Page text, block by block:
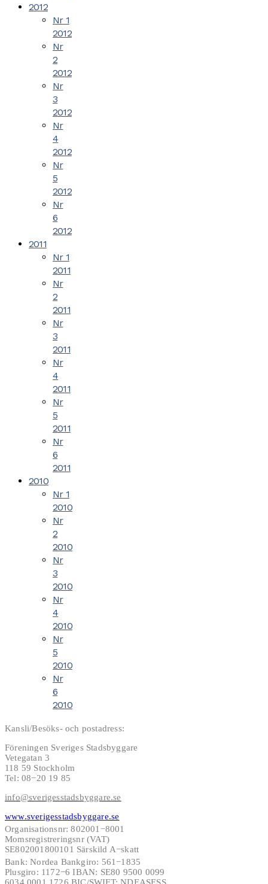
2012
Nr 1
2012
Nr
2
2012
Nr
3
2012
Nr
4
2012
Nr
5
2012
Nr
6
2012
2011
Nr 1
2011
Nr
2
2011
Nr
3
2011
Nr
4
2011
Nr
5
2011
Nr
6
2011
2010
Nr 1
2010
Nr
2
2010
Nr
3
2010
Nr
4
2010
Nr
5
2010
Nr
6
2010
Kansli/Besöks- och postadress:
Föreningen Sveriges Stadsbyggare
Vetegatan 3
118 59 Stockholm
Tel: 08−20 19 85
info@sverigesstadsbyggare.se
www.sverigesstadsbyggare.se
Organisationsnr: 802001−8001
Momsregistreringsnr (VAT)
SE802001800101 Särskild A−skatt
Bank: Nordea Bankgiro: 561−1835
Plusgiro: 1172−6 IBAN: SE80 9500 0099
6034 0001 1726 BIC/SWIFT: NDEASESS